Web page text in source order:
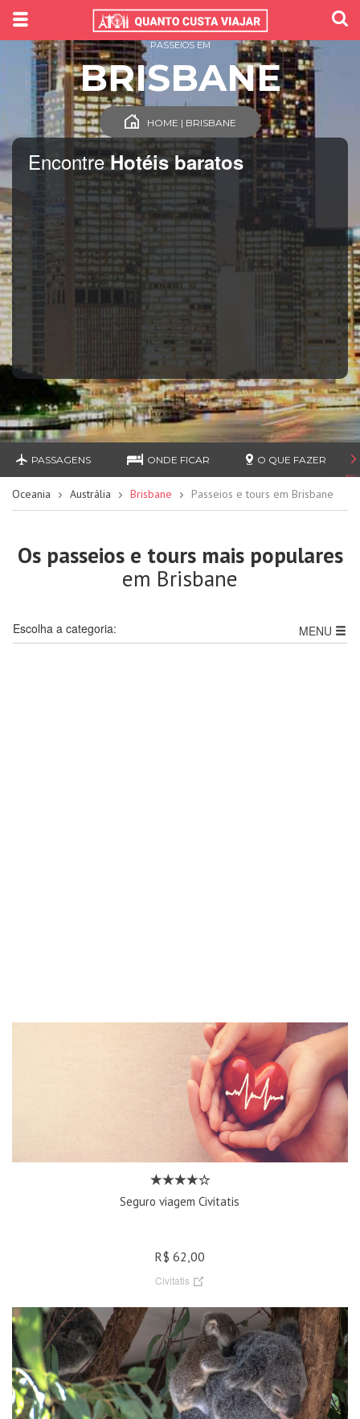
EncontreHotéis baratos
PASSEIOS EM
BRISBANE
HOME | BRISBANE
PASSAGENS ONDE FICAR O QUE FAZER
Oceania Austrália Brisbane Passeios e tours em Brisbane
Os passeios e tours mais populares
em Brisbane
MENU
Escolha a categoria:
Seguro viagem Civitatis
R$ 62,00
Civitatis